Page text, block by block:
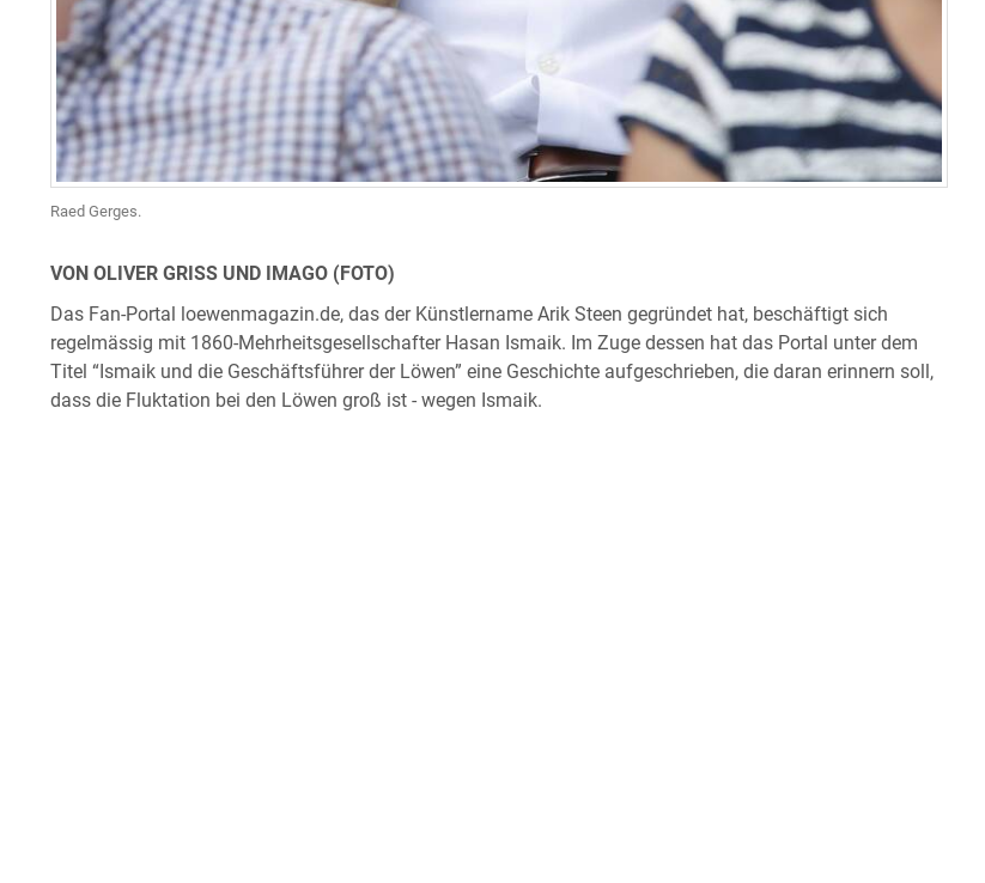
Raed Gerges.
VON OLIVER GRISS UND IMAGO (FOTO)
Das Fan-Portal loewenmagazin.de, das der Künstlername Arik Steen gegründet hat, beschäftigt sich
regelmässig mit 1860-Mehrheitsgesellschafter Hasan Ismaik. Im Zuge dessen hat das Portal unter dem
Titel “Ismaik und die Geschäftsführer der Löwen” eine Geschichte aufgeschrieben, die daran erinnern soll,
dass die Fluktation bei den Löwen groß ist - wegen Ismaik.